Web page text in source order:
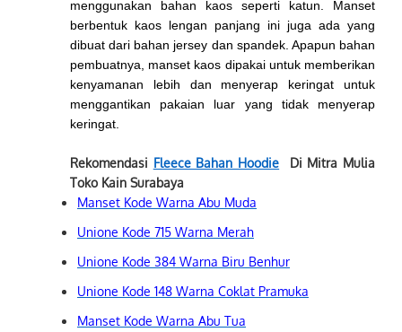
menggunakan bahan kaos seperti katun. Manset
berbentuk kaos lengan panjang ini juga ada yang
dibuat dari bahan jersey dan spandek. Apapun bahan
pembuatnya, manset kaos dipakai untuk memberikan
kenyamanan lebih dan menyerap keringat untuk
menggantikan pakaian luar yang tidak menyerap
keringat.
Rekomendasi Fleece Bahan Hoodie Di Mitra Mulia
Toko Kain Surabaya
Manset Kode Warna Abu Muda
Unione Kode 715 Warna Merah
Unione Kode 384 Warna Biru Benhur
Unione Kode 148 Warna Coklat Pramuka
Manset Kode Warna Abu Tua